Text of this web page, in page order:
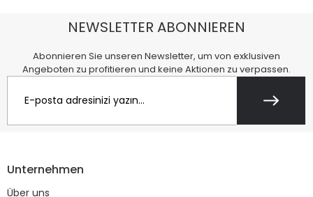
NEWSLETTER ABONNIEREN
Abonnieren Sie unseren Newsletter, um von exklusiven
Angeboten zu profitieren und keine Aktionen zu verpassen.
Unternehmen
Über uns